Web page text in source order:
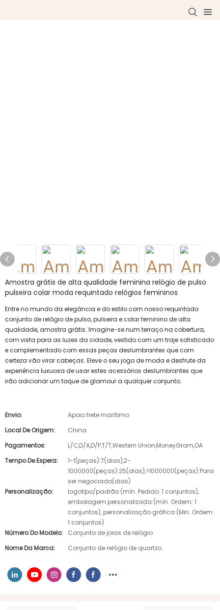
Amostra grátis de alta qualidade feminina relógio de pulso
pulseira colar moda requintado relógios femininos
Entre no mundo da elegância e do estilo com nosso requintado
conjunto de relógio de pulso, pulseira e colar feminino de alta
qualidade, amostra grátis. Imagine-se num terraço na cobertura,
com vista para as luzes da cidade, vestido com um traje sofisticado
e complementado com essas peças deslumbrantes que com
certeza vão virar cabeças. Eleve o seu jogo de moda e desfrute da
experiência luxuosa de usar estes acessórios deslumbrantes que
irão adicionar um toque de glamour a qualquer conjunto.
Envio:
Apoio frete marítimo
Local De Origem:
China
Pagamentos:
L/C,D/A,D/P,T/T,Western Union,MoneyGram,OA
Tempo De Espera:
1-1(peças):7(dias),2-
1000000(peças):25(dias),>1000000(peças):Para
ser negociado(dias)
Personalização:
logotipo/padrão (mín. Pedido: 1 conjuntos),
embalagem personalizada (mín. Ordem: 1
conjuntos), personalização gráfica (Min. Ordem:
1 conjuntos)
Número Do Modelo:
Conjunto de joias de relógio
Nome Da Marca:
Conjunto de relógio de quartzo